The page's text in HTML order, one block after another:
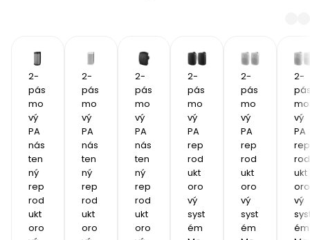
2-
pás
mo
vý
PA
nás
ten
ný
rep
rod
ukt
oro
2-
pás
mo
vý
PA
nás
ten
ný
rep
rod
ukt
oro
2-
pás
mo
vý
PA
nás
ten
ný
rep
rod
ukt
oro
2-
pás
mo
vý
PA
rep
rod
ukt
oro
vý
syst
ém
2-
pás
mo
vý
PA
rep
rod
ukt
oro
vý
syst
ém
2-
mo
vý
PA
rep
rod
ukt
oro
vý
ém